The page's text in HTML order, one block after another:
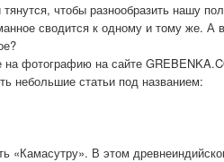
тянутся, чтобы разнообразить нашу
сводится к одному и тому же.
фотографию на сайте
небольшие статьи под названием:
«Камасутру». В этом